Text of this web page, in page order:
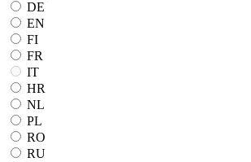
DE
EN
FI
FR
IT
HR
NL
PL
RO
RU